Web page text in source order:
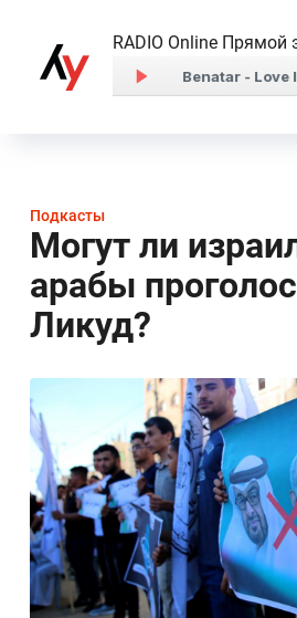
RADIO Online Прямой
Подкасты
Могут ли
арабы
Ликуд?